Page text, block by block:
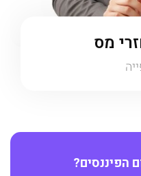
מס
ם הפיננסים?